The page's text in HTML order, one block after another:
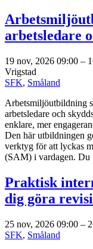
arbetsledare
19 nov, 2026 09:00 –
Vrigstad
SFK, Småland
Arbetsmiljöutbildning
arbetsledare och
enklare, mer
Den här utbildningen
verktyg för att lyckas
(SAM) i vardagen. Du
Praktisk
dig göra
25 nov, 2026 09:00 –
SFK, Småland